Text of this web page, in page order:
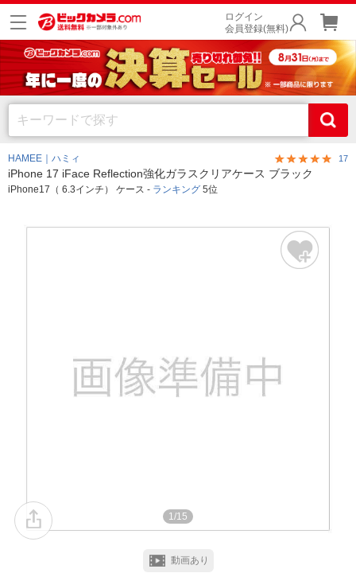
ログイン
会員登録(無料)
HAMEE｜ハミィ 17
iPhone 17 iFace Reflection強化ガラスクリアケース ブラック
iPhone17（ 6.3インチ） ケース - ランキング 5位
1/15
動画あり